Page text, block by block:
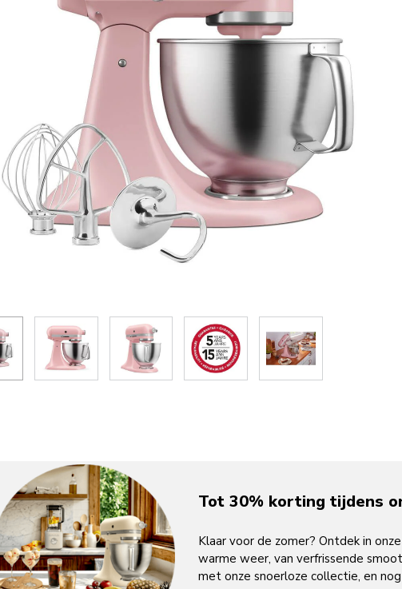
Tot 30% korting tijdens
Klaar voor de zomer? Ontdek in
warme weer, van verfrissende
met onze snoerloze collectie, en